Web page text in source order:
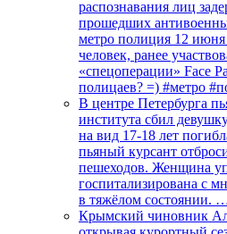
распознавания лиц
прошедших
метро полиция 12 июня
человек, ранее
«спецоперации» Face
полицаев? =) #метро
В центре Петербурга
института сбил
на вид 17-18 лет
пьяный курсант
пешеходов. Женщина
госпитализирована с
в тяжёлом состоянии.
Крымский чиновник